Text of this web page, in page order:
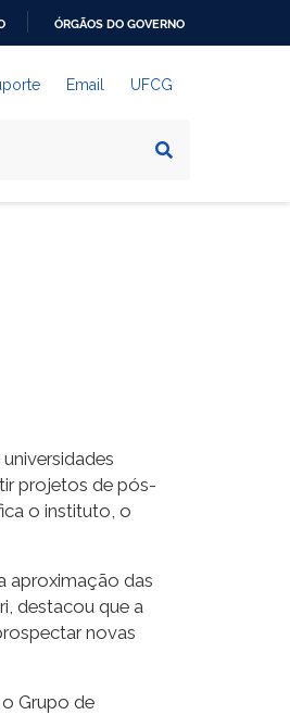
ÓRGÃOS DO GOVERNO
Email UFCG
projetos de pós-
o instituto, o
aproximação das
destacou que a
novas
Grupo de